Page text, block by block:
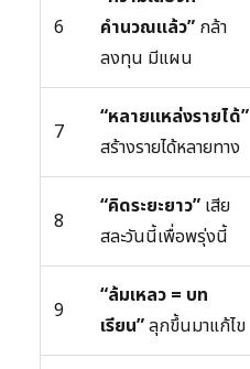
6
คำนวณแล้ว” กล้า
ลงทุน มีแผน
7
“หลายแหล่งรายได้”
สร้างรายได้หลายทาง
8
“คิดระยะยาว” เสีย
สละวันนี้เพื่อพรุ่งนี้
9
“ล้มเหลว = บท
เรียน”ลุกขึ้นมาแก้ไข